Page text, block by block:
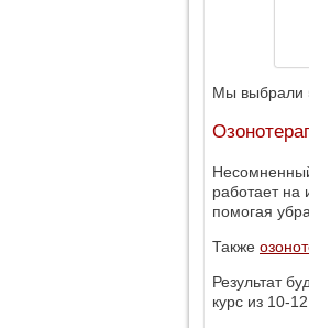
Мы выбрали
работает на
помогая
Также
Результат
курс из 10-